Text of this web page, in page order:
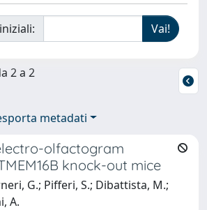
2 a 2
metadati
olfactogram
knock-out mice
G.; Pifferi, S.; Dibattista, M.;
A.